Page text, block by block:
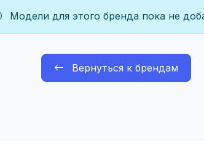
Модели для этого бренда пока не
Вернуться к брендам